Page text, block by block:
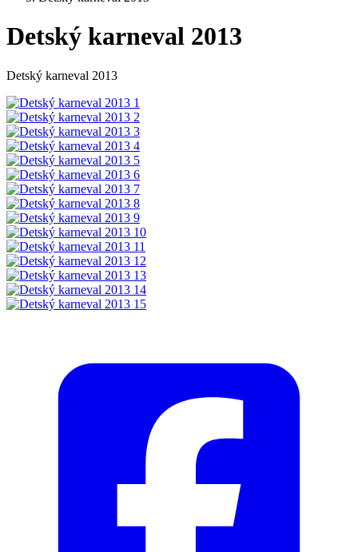
Detský karneval 2013
Detský karneval 2013